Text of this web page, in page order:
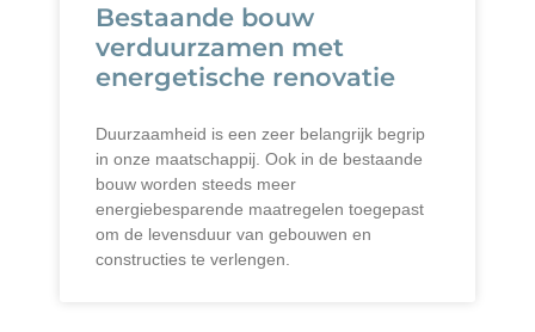
Bestaande bouw
verduurzamen met
energetische renovatie
Duurzaamheid is een zeer belangrijk begrip
in onze maatschappij. Ook in de bestaande
bouw worden steeds meer
energiebesparende maatregelen toegepast
om de levensduur van gebouwen en
constructies te verlengen.